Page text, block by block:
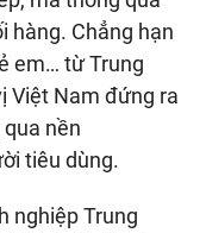
hàng. Chẳng hạn
em… từ Trung
Việt Nam đứng ra
nền
tiêu dùng.
nghiệp Trung